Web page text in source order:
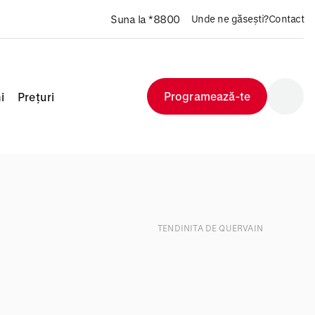
Suna la *8800 Unde ne găsești?Contact
Prețuri Programează-te
TENDINITA DE QUERVAIN